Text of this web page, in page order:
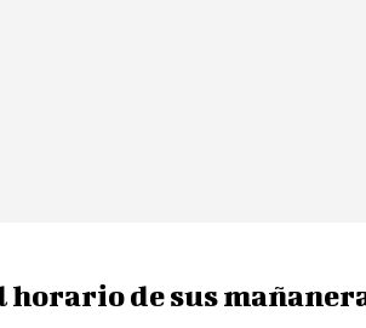
de sus